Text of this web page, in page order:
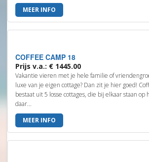
MEER INFO
COFFEE CAMP 18
Prijs v.a.: € 1445.00
Vakantie vieren met je hele familie of
luxe van je eigen cottage? Dan zit je hier goed!
bestaat uit 5 losse cottages, die bij elkaar staan op
daar...
MEER INFO